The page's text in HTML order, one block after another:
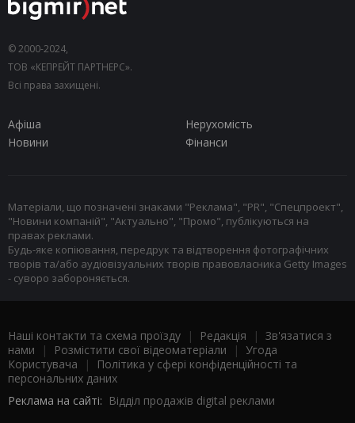
© 2000-2024,
ТОВ «КЕПРЕЙТ ПАРТНЕРС».
Всі права захищені.
Афіша
Нерухомість
Новини
Фінанси
Матеріали, що позначені знаками "Реклама", "PR", "Спецпроект",
"Новини компаній", "Актуально", "Промо", публікуються на
правах реклами.
Будь-яке копіювання, передрук та відтворення фотографічних
творів та/або аудіовізуальних творів правовласника Getty Images
- суворо забороняється.
Наші контакти та схема проїзду | Редакція | Зв'язатися з
нами | Розмістити свої відеоматеріали | Угода
Користувача |
Політика у сфері конфіденційності та
персональних даних
Реклама на сайті: Відділ продажів digital реклами